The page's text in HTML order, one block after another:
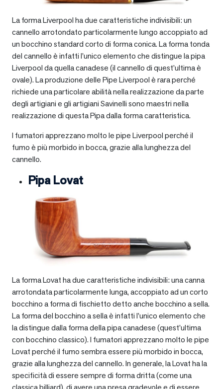
La forma Liverpool ha due caratteristiche indivisibili: un
cannello arrotondato particolarmente lungo accoppiato ad
un bocchino standard corto di forma conica. La forma tonda
del cannello è infatti l’unico elemento che distingue la pipa
Liverpool da quella canadese (il cannello di quest’ultima è
ovale). La produzione delle Pipe Liverpool è rara perché
richiede una particolare abilità nella realizzazione da parte
degli artigiani e gli artigiani Savinelli sono maestri nella
realizzazione di questa Pipa dalla forma caratteristica.
I fumatori apprezzano molto le pipe Liverpool perché il
fumo è più morbido in bocca, grazie alla lunghezza del
cannello.
Pipa Lovat
La forma Lovat ha due caratteristiche indivisibili: una canna
arrotondata particolarmente lunga, accoppiato ad un corto
bocchino a forma di fischietto detto anche bocchino a sella.
La forma del bocchino a sella è infatti l’unico elemento che
la distingue dalla forma della pipa canadese (quest’ultima
con bocchino classico). I fumatori apprezzano molto le pipe
Lovat perché il fumo sembra essere più morbido in bocca,
grazie alla lunghezza del cannello. In generale, la Lovat ha la
specificità di essere sempre di forma dritta (come una